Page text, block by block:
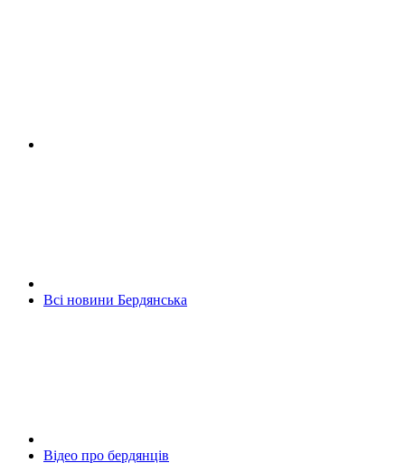
Всі новини Бердянська
Відео про бердянців